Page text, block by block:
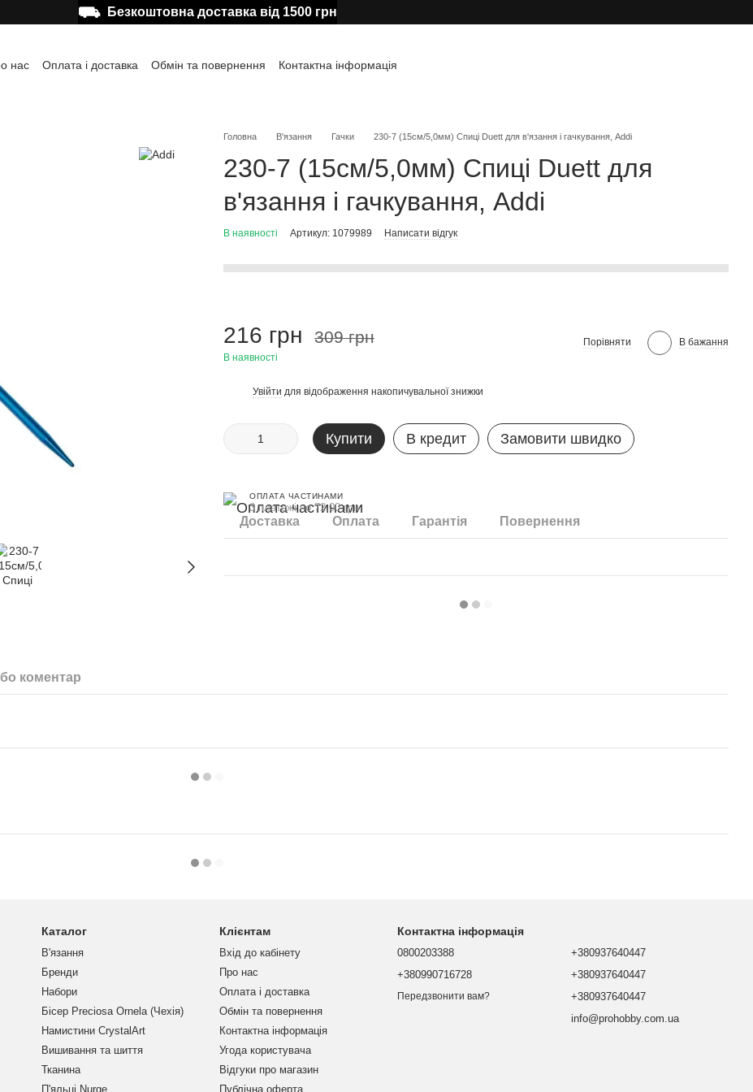
⛟ Безкоштовна доставка від 1500 грн
нас Оплата і доставка Обмін та повернення
Контактна інформація
Головна В'язання Гачки 230-7 (15см/5,0мм) Спиці Duett для в'язання і гачкування, Addi
230-7 (15см/5,0мм) Спиці Duett для
в'язання і гачкування, Addi
В наявності Артикул: 1079989 Написати відгук
216 грн 309 грн
В наявності
Порівняти В бажання
Увійти для відображення накопичувальної знижки
Купити В кредит Замовити швидко
ОПЛАТА ЧАСТИНАМИ
3 платежі по 72.00 грн
Доставка Оплата Гарантія Повернення
коментар
Каталог
В'язання
Бренди
Набори
Бісер Preciosa Ornela (Чехія)
Намистини CrystalArt
Вишивання та шиття
Тканина
П'яльці Nurge
Клієнтам
Вхід до кабінету
Про нас
Оплата і доставка
Обмін та повернення
Контактна інформація
Угода користувача
Відгуки про магазин
Публічна оферта
Контактна інформація
0800203388
+380990716728
Передзвонити вам?
+380937640447
+380937640447
+380937640447
info@prohobby.com.ua